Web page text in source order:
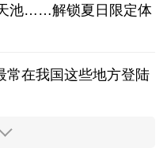
池……解锁夏日限定体
常在我国这些地方登陆
求